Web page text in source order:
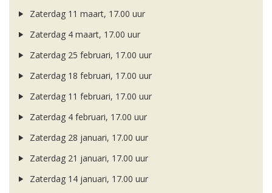
Zaterdag 11 maart, 17.00 uur
Zaterdag 4 maart, 17.00 uur
Zaterdag 25 februari, 17.00 uur
Zaterdag 18 februari, 17.00 uur
Zaterdag 11 februari, 17.00 uur
Zaterdag 4 februari, 17.00 uur
Zaterdag 28 januari, 17.00 uur
Zaterdag 21 januari, 17.00 uur
Zaterdag 14 januari, 17.00 uur